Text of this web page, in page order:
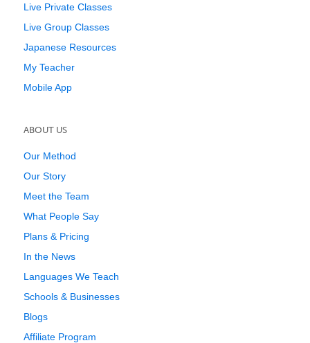
Live Private Classes
Live Group Classes
Japanese Resources
My Teacher
Mobile App
ABOUT US
Our Method
Our Story
Meet the Team
What People Say
Plans & Pricing
In the News
Languages We Teach
Schools & Businesses
Blogs
Affiliate Program